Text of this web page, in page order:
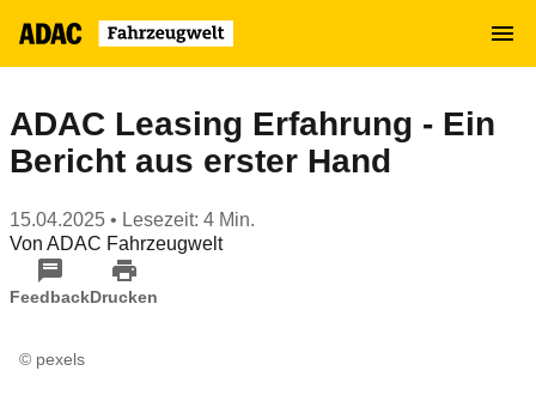
MENÜ
ADAC Leasing Erfahrung - Ein
Bericht aus erster Hand
15.04.2025 • Lesezeit: 4 Min.
Von ADAC Fahrzeugwelt
FeedbackDrucken
© pexels